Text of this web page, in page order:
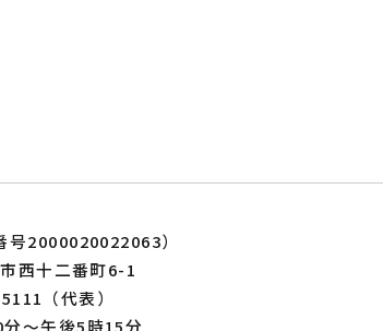
2000020022063）
西十二番町6-1
（代表）
～午後5時15分